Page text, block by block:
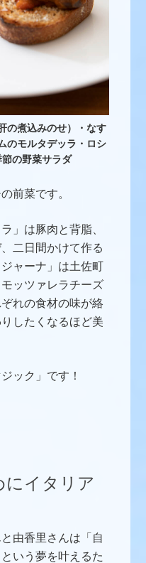
の煮込みのせ）・なす
のモルタデッラ・ロシ
の野菜サラダ
前菜です。
」は豚肉と背脂、
二日間かけて作る
ャーナ」は土佐町
ッツァレラチーズ
れの食材の味が絡
したくなるほど美
ック」です！
にイタリア
由香里さんは「自
いう夢を叶えるた